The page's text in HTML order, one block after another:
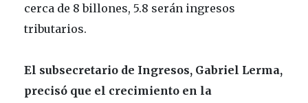
cerca de 8 billones, 5.8 serán ingresos
tributarios.
El subsecretario de Ingresos, Gabriel Lerma,
precisó que el crecimiento en la